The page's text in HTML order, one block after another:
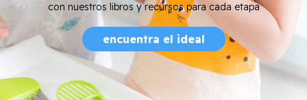
con nuestros libros y recursos para cada etapa
encuentra el ideal